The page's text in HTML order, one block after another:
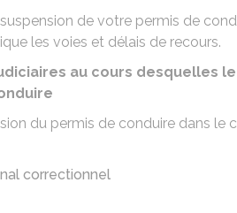
de votre permis de
les voies et délais de recours.
au cours desquelles
du permis de conduire dans le
correctionnel